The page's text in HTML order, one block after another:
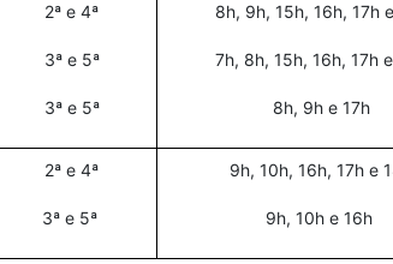
2ª e 4ª
3ª e 5ª
3ª e 5ª
8h, 9h, 15h, 16h, 17h
7h, 8h, 15h, 16h, 17h
8h, 9h e 17h
2ª e 4ª
3ª e 5ª
9h, 10h, 16h, 17h e
9h, 10h e 16h